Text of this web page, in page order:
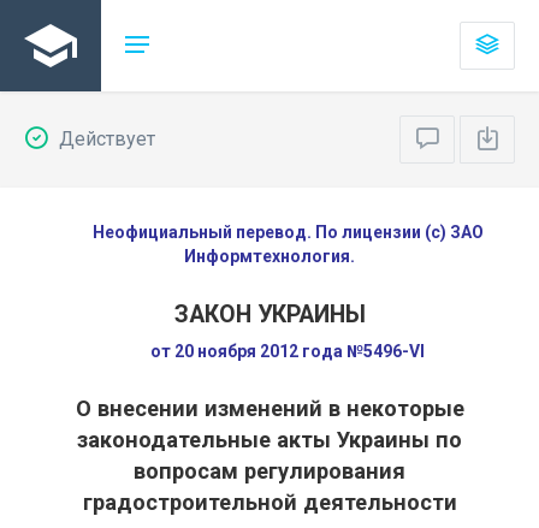
Действует
Неофициальный перевод. По лицензии (с) ЗАО
Информтехнология.
ЗАКОН УКРАИНЫ
от 20 ноября 2012 года №5496-VI
О внесении изменений в некоторые
законодательные акты Украины по
вопросам регулирования
градостроительной деятельности